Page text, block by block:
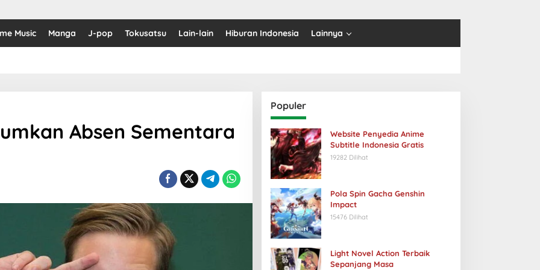
Music Manga J-pop Tokusatsu Lain-lain Hiburan Indonesia Lainnya
Absen Sementara
Populer
Website Penyedia Anime
Subtitle Indonesia Gratis
19282 Dilihat
Pola Spin Gacha Genshin
Impact
15476 Dilihat
Light Novel Action Terbaik
Sepanjang Masa